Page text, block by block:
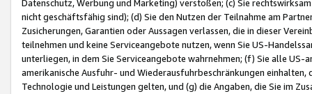
Datenschutz, Werbung und Marketing) verstoßen; (c) Sie
nicht geschäftsfähig sind); (d) Sie den Nutzen der Teilnahme am
Zusicherungen, Garantien oder Aussagen verlassen, die in dieser
teilnehmen und keine Serviceangebote nutzen, wenn Sie US-
unterliegen, in dem Sie Serviceangebote wahrnehmen; (f) Sie alle
amerikanische Ausfuhr- und Wiederausfuhrbeschränkungen
Technologie und Leistungen gelten, und (g) die Angaben, die Sie im